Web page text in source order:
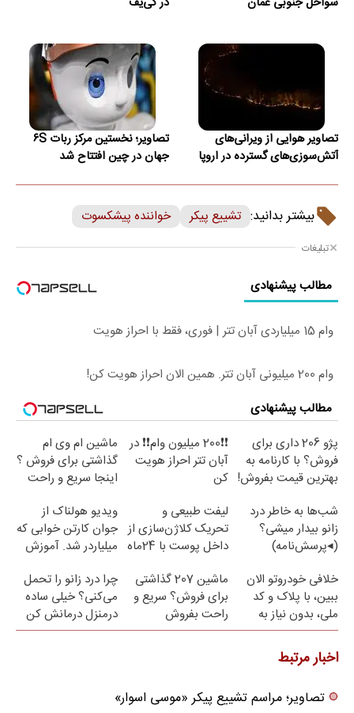
تصاویر هوایی از ویرانی‌های
آتش‌سوزی‌های گسترده در اروپا
تصاویر؛ نخستین مرکز ربات ۶S
جهان در چین افتتاح شد
بیشتر بدانید: تشییع پیکر خواننده پیشکسوت
تبلیغات
مطالب پیشنهادی
وام 15 میلیاردی آبان تتر | فوری، فقط با احراز هویت
وام 200 میلیونی آبان تتر. همین الان احراز هویت کن!
مطالب پیشنهادی
پژو 206 داری برای
فروش؟ با کارنامه به
بهترین قیمت بفروش!
❗❗200 میلیون وام❗❗ در
آبان تتر احراز هویت
کن
ماشین ام وی ام
گذاشتی برای فروش ؟
اینجا سریع و راحت
شب‌ها به خاطر درد
زانو بیدار میشی؟
(◂پرسش‌نامه)
لیفت طبیعی و
تحریک کلاژن‌سازی از
داخل پوست با 24ماه
ویدیو هولناک از
جوان کارتن خوابی که
میلیاردر شد. آموزش
خلافی خودروتو الان
ببین، با پلاک و کد
ملی، بدون نیاز به
مراجعه حضوری
ماشین 207 گذاشتی
برای فروش؟ سریع و
راحت بفروش
چرا درد زانو را تحمل
می‌کنی؟ خیلی ساده
درمنزل درمانش کن
اخبار مرتبط
تصاویر؛ مراسم تشییع پیکر «موسی اسوار»